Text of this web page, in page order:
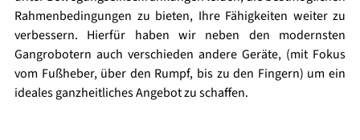
Rahmenbedingungen zu bieten, Ihre Fähigkeiten weiter zu
verbessern. Hierfür haben wir neben den modernsten
Gangrobotern auch verschieden andere Geräte, (mit Fokus
vom Fußheber, über den Rumpf, bis zu den Fingern) um ein
ideales ganzheitliches Angebot zu schaffen.